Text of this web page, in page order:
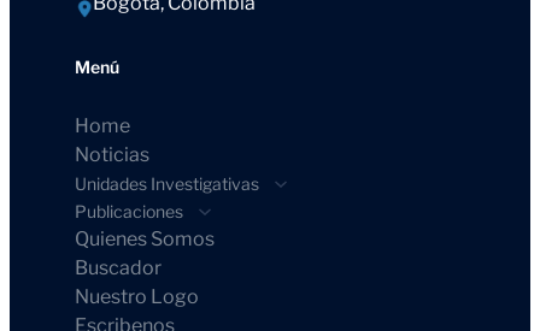
Menú
Home
Noticias
Unidades Investigativas
Publicaciones
Quienes Somos
Buscador
Nuestro Logo
Escribenos